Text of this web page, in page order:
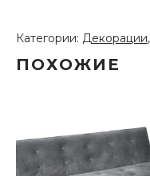
(RM67)
Категории: Декорации,
ПОХОЖИЕ